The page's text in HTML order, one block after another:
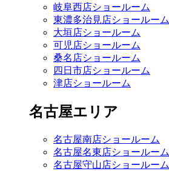
岐阜西店ショールーム
東濃多治見店ショールーム
大垣店ショールーム
可児店ショールーム
桑名店ショールーム
四日市店ショールーム
津店ショールーム
名古屋エリア
名古屋南店ショールーム
名古屋名東店ショールーム
名古屋守山店ショールーム